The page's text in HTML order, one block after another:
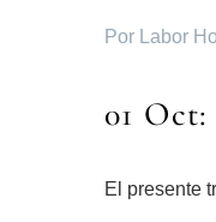
Por Labor
01 Oct:
El presente